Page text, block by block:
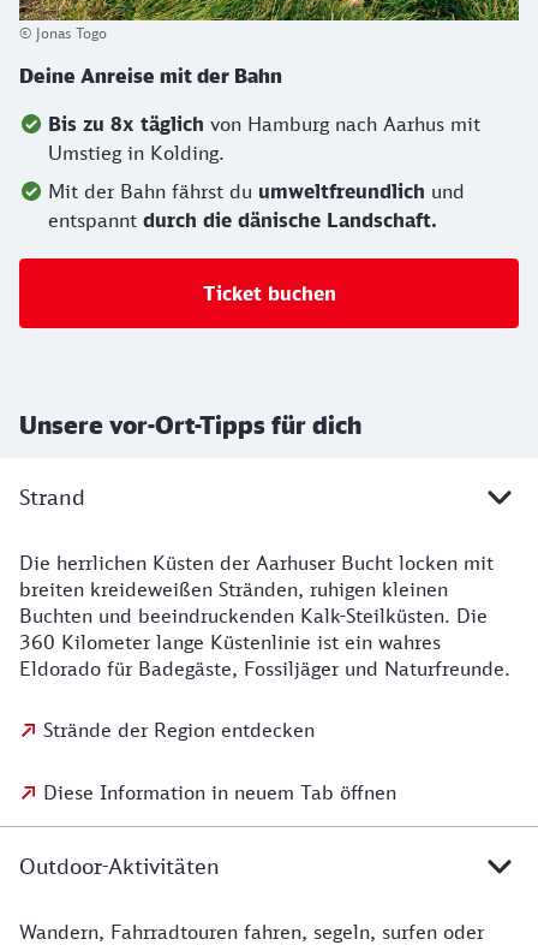
© Jonas Togo
Deine Anreise mit der Bahn
Bis zu 8x täglich von Hamburg nach Aarhus mit
Umstieg in Kolding.
Mit der Bahn fährst du umweltfreundlich und
entspannt durch die dänische Landschaft.
Ticket buchen
Unsere vor-Ort-Tipps für dich
Strand
Die herrlichen Küsten der Aarhuser Bucht locken mit
breiten kreideweißen Stränden, ruhigen kleinen
Buchten und beeindruckenden Kalk-Steilküsten. Die
360 Kilometer lange Küstenlinie ist ein wahres
Eldorado für Badegäste, Fossiljäger und Naturfreunde.
Strände der Region entdecken
Diese Information in neuem Tab öffnen
Outdoor-Aktivitäten
Wandern, Fahrradtouren fahren, segeln, surfen oder